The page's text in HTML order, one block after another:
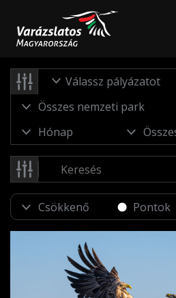
Válassz pályázatot
Pontok